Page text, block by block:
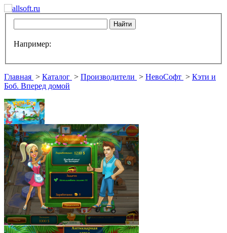
Например:
Главная > Каталог > Производители > НевоСофт > Кэти и
Боб. Вперед домой